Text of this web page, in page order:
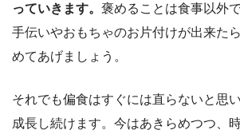
っていきます。 褒めることは食事以外
手伝いやおもちゃのお片付けが出来た
めてあげましょう。
それでも偏食はすぐには直らないと思
成長し続けます。今はあきらめつつ、